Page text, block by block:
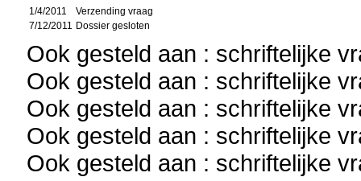
1/4/2011
Verzending vraag
7/12/2011 Dossier gesloten
Ook gesteld aan : schriftelijke
Ook gesteld aan : schriftelijke
Ook gesteld aan : schriftelijke
Ook gesteld aan : schriftelijke
Ook gesteld aan : schriftelijke